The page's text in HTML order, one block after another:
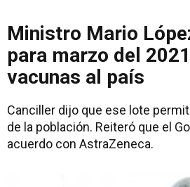
Ministro Mario
para marzo del
vacunas al país
Canciller dijo que ese lote
de la población. Reiteró que el
acuerdo con AstraZeneca.